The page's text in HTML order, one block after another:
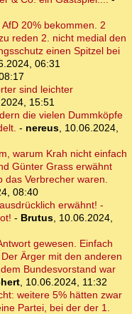
20% bekommen. 2
reden 2. nicht medial den
einen Spitzel bei
06:31
sind leichter
15:51
die vielen Dummköpfe
- nereus, 10.06.2024,
warum Krah nicht einfach
Günter Grass erwähnt
das Verbrecher waren.
08:40
erwähnt! -
- Brutus, 10.06.2024,
gewesen. Einfach
Ärger mit den anderen
Bundesvorstand war
, 10.06.2024, 11:32
weitere 5% hätten zwar
Partei, bei der der 1.